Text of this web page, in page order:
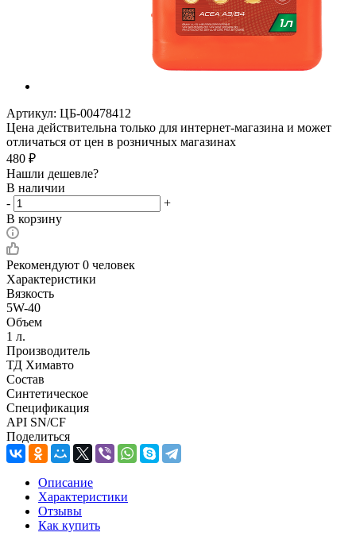
Артикул: ЦБ-00478412
Цена действительна только для интернет-магазина и может
отличаться от цен в розничных магазинах
480 ₽
Нашли дешевле?
В наличии
-
+
В корзину
Рекомендуют 0 человек
Характеристики
Вязкость
5W-40
Объем
1 л.
Производитель
ТД Химавто
Состав
Синтетическое
Спецификация
API SN/CF
Поделиться
Описание
Характеристики
Отзывы
Как купить